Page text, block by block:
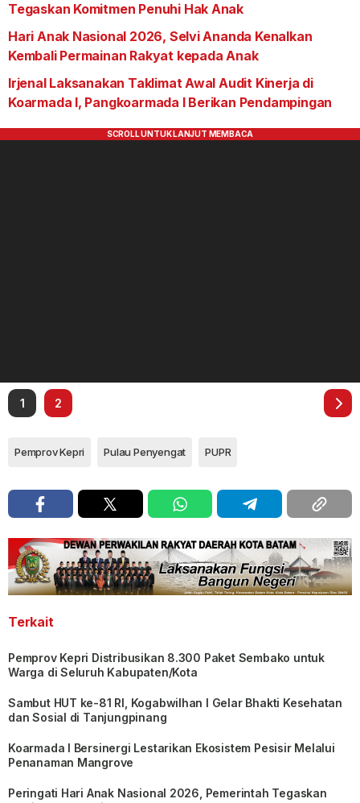
Tegaskan Komitmen Penuhi Hak Anak
Hari Anak Nasional 2026, Selvi Ananda Kenalkan
Kembali Permainan Rakyat kepada Anak
Irjenal Laksanakan Taklimat Awal Audit Kinerja di
Koarmada I, Pangkoarmada I Berikan Pendampingan
1 2
Pemprov Kepri Pulau Penyengat PUPR
Terkait
Pemprov Kepri Distribusikan 8.300 Paket Sembako untuk
Warga di Seluruh Kabupaten/Kota
Sambut HUT ke-81 RI, Kogabwilhan I Gelar Bhakti Kesehatan
dan Sosial di Tanjungpinang
Koarmada I Bersinergi Lestarikan Ekosistem Pesisir Melalui
Penanaman Mangrove
Peringati Hari Anak Nasional 2026, Pemerintah Tegaskan